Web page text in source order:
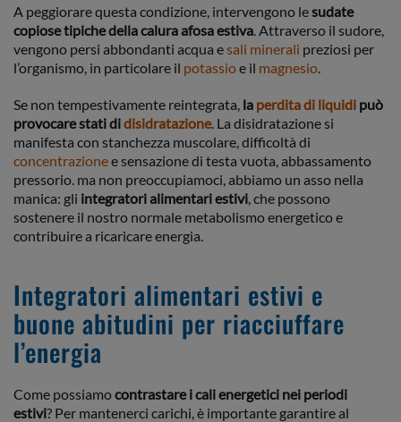
A peggiorare questa condizione, intervengono lesudate
copiose tipiche della calura afosa estiva. Attraverso il sudore,
vengono persi abbondanti acqua esali minerali preziosi per
l’organismo, in particolare il potassioe il magnesio.
Se non tempestivamente reintegrata, la perdita di liquidi può
provocare stati didisidratazione. La disidratazione si
manifesta con stanchezza muscolare, difficoltà di
concentrazionee sensazione di testa vuota, abbassamento
pressorio. ma non preoccupiamoci, abbiamo un asso nella
manica: gli integratori alimentari estivi, che possono
sostenere il nostro normale metabolismo energetico e
contribuire a ricaricare energia.
Integratori alimentari estivi e
buone abitudini per riacciuffare
l’energia
Come possiamocontrastare i cali energetici nei periodi
estivi? Per mantenerci carichi, è importante garantire al